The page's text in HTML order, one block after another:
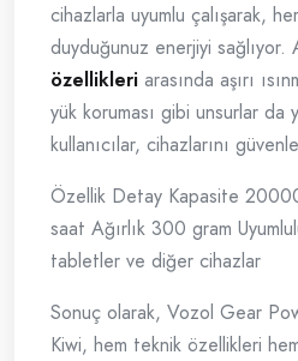
cihazlarla uyumlu çalışarak,
duyduğunuz enerjiyi sağlıyor.
özellikleri arasında aşırı
yük koruması gibi unsurlar da
kullanıcılar, cihazlarını
Özellik Detay Kapasite
saat Ağırlık 300 gram
tabletler ve diğer cihazlar
Sonuç olarak, Vozol Gear
Kiwi, hem teknik özellikleri